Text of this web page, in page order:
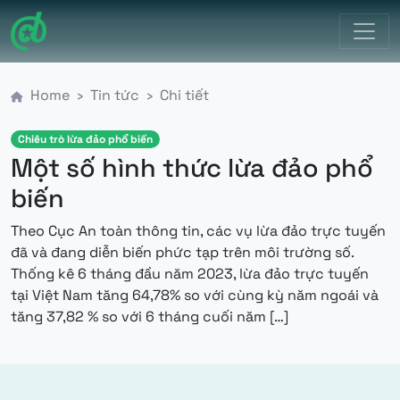
Điều hướng chính
Home Tin tức Chi tiết
Chiêu trò lừa đảo phổ biến
Một số hình thức lừa đảo phổ
biến
Theo Cục An toàn thông tin, các vụ lừa đảo trực tuyến
đã và đang diễn biến phức tạp trên môi trường số.
Thống kê 6 tháng đầu năm 2023, lừa đảo trực tuyến
tại Việt Nam tăng 64,78% so với cùng kỳ năm ngoái và
tăng 37,82 % so với 6 tháng cuối năm […]